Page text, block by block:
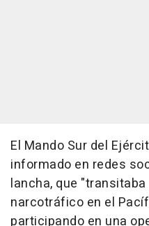
El Mando Sur del
informado en redes
lancha, que
narcotráfico en el
participando en una